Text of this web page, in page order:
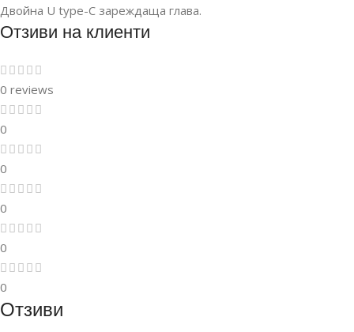
Двойна U type-C зареждаща глава.
Отзиви на клиенти
0 reviews
0
0
0
0
0
Отзиви